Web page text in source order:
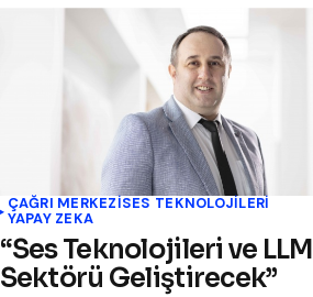
ÇAĞRI MERKEZISES TEKNOLOJILERI
YAPAY ZEKA
“Ses Teknolojileri ve LLM
Sektörü Geliştirecek”